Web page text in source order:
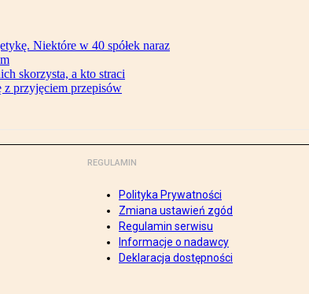
Niektóre w 40 spółek naraz
skorzysta, a kto straci
z przyjęciem przepisów
REGULAMIN
Polityka Prywatności
Zmiana ustawień zgód
Regulamin serwisu
Informacje o nadawcy
Deklaracja dostępności